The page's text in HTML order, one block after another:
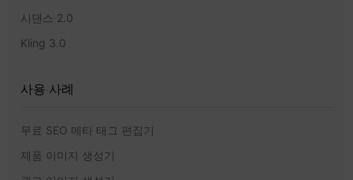
시댄스 2.0
Kling 3.0
사용 사례
무료 SEO 메타 태그 편집기
제품 이미지 생성기